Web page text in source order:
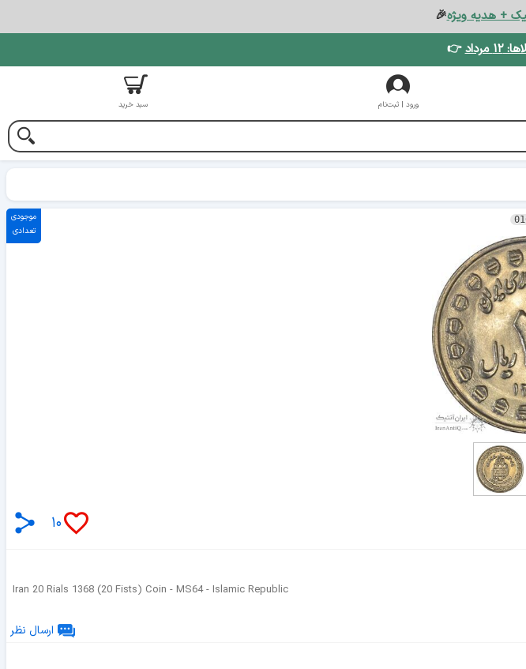
+ هدیه ویژه🎉
👉
ورود | ثبت‌نام سبد خرید
موجودی
تعدادی
۱۰
Iran 20 Rials 1368 (20 Fists) Coin - MS64 - Islamic Republic
ارسال نظر